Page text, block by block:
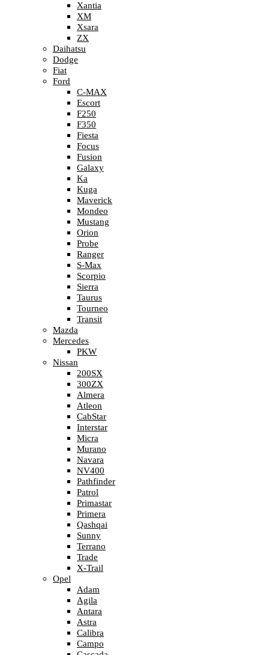
Xantia
XM
Xsara
ZX
Daihatsu
Dodge
Fiat
Ford
C-MAX
Escort
F250
F350
Fiesta
Focus
Fusion
Galaxy
Ka
Kuga
Maverick
Mondeo
Mustang
Orion
Probe
Ranger
S-Max
Scorpio
Sierra
Taurus
Tourneo
Transit
Mazda
Mercedes
PKW
Nissan
200SX
300ZX
Almera
Atleon
CabStar
Interstar
Micra
Murano
Navara
NV400
Pathfinder
Patrol
Primastar
Primera
Qashqai
Sunny
Terrano
Trade
X-Trail
Opel
Adam
Agila
Antara
Astra
Calibra
Campo